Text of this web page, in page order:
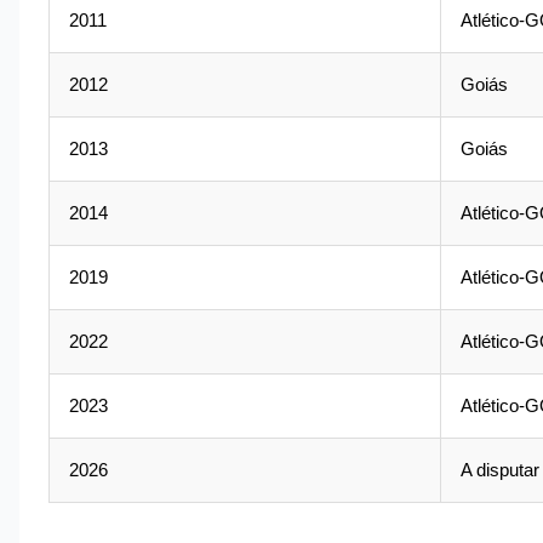
2011 Atlético-
2012 Goiás
2013 Goiás
2014 Atlético-
2019 Atlético-
2022 Atlético-
2023 Atlético-
2026 A disputar